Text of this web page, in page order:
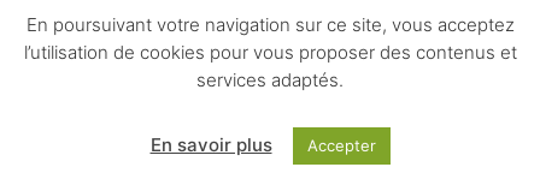
En poursuivant votre navigation sur ce site, vous acceptez
l’utilisation de cookies pour vous proposer des contenus et
services adaptés.
En savoir plus Accepter